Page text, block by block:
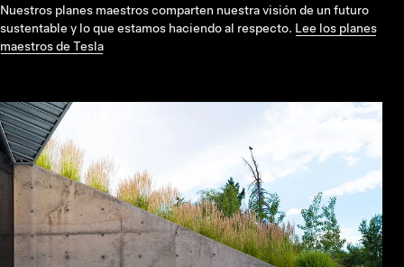
Nuestros planes maestros comparten nuestra visión de un futuro
sustentable y lo que estamos haciendo al respecto. Lee los planes
maestros de Tesla